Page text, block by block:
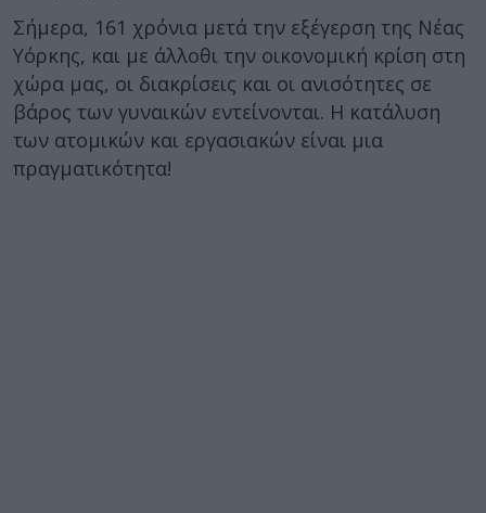
Σήμερα, 161 χρόνια μετά την εξέγερση της Νέας
Υόρκης, και με άλλοθι την οικονομική κρίση στη
χώρα μας, οι διακρίσεις και οι ανισότητες σε
βάρος των γυναικών εντείνονται. Η κατάλυση
των ατομικών και εργασιακών είναι μια
πραγματικότητα!